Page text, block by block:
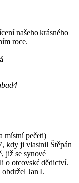
našeho krásného
roce.
místní pečeti)
kdy ji vlastnil Štěpán
již se synové
o otcovské dědictví.
Jan I.